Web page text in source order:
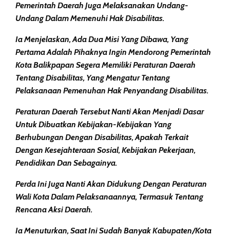
Pemerintah Daerah Juga Melaksanakan Undang-
Undang Dalam Memenuhi Hak Disabilitas.
Ia Menjelaskan, Ada Dua Misi Yang Dibawa, Yang
Pertama Adalah Pihaknya Ingin Mendorong Pemerintah
Kota Balikpapan Segera Memiliki Peraturan Daerah
Tentang Disabilitas, Yang Mengatur Tentang
Pelaksanaan Pemenuhan Hak Penyandang Disabilitas.
Peraturan Daerah Tersebut Nanti Akan Menjadi Dasar
Untuk Dibuatkan Kebijakan-Kebijakan Yang
Berhubungan Dengan Disabilitas, Apakah Terkait
Dengan Kesejahteraan Sosial, Kebijakan Pekerjaan,
Pendidikan Dan Sebagainya.
Perda Ini Juga Nanti Akan Didukung Dengan Peraturan
Wali Kota Dalam Pelaksanaannya, Termasuk Tentang
Rencana Aksi Daerah.
Ia Menuturkan, Saat Ini Sudah Banyak Kabupaten/kota